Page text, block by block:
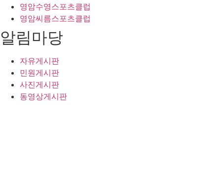
영암수영스포츠클럽
영암씨름스포츠클럽
알림마당
자유게시판
민원게시판
사진게시판
동영상게시판